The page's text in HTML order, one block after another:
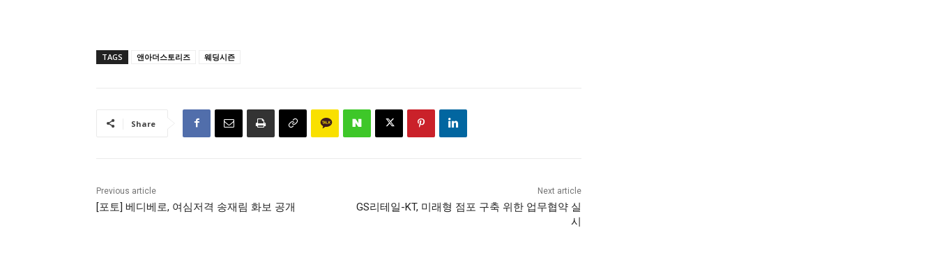
TAGS 앤아더스토리즈 웨딩시즌
Share
Previous article
[포토] 베디베로, 여심저격 송재림 화보 공개
Next article
GS리테일-KT, 미래형 점포 구축 위한 업무협약 실
시